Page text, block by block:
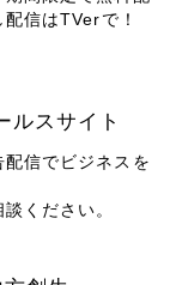
信はTVerで！
ルスサイト
配信でビジネスを
ください。